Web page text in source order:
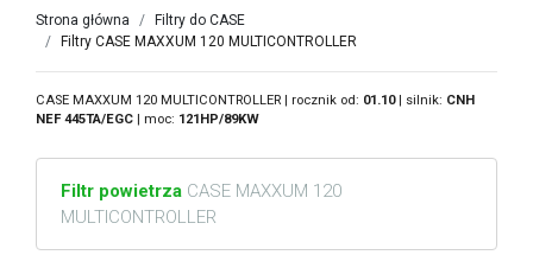
Strona główna
Filtry do CASE
Filtry CASE MAXXUM 120 MULTICONTROLLER
CASE MAXXUM 120 MULTICONTROLLER | rocznik od: 01.10| silnik: CNH
NEF 445TA/EGC | moc: 121HP/89KW
Filtr powietrza CASE MAXXUM 120
MULTICONTROLLER